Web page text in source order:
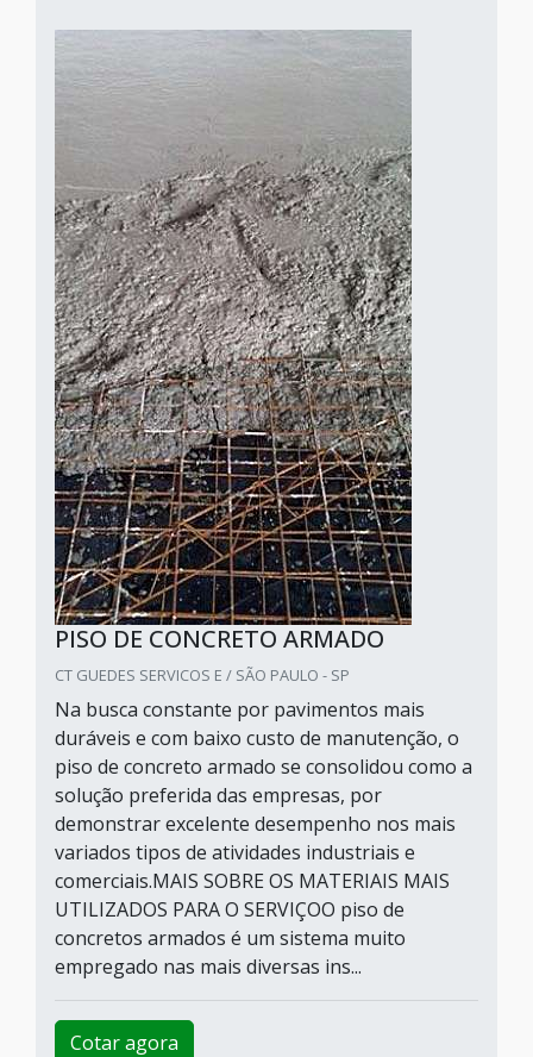
PISO DE CONCRETO ARMADO
CT GUEDES SERVICOS E / SÃO PAULO - SP
Na busca constante por pavimentos mais
duráveis e com baixo custo de manutenção, o
piso de concreto armado se consolidou como a
solução preferida das empresas, por
demonstrar excelente desempenho nos mais
variados tipos de atividades industriais e
comerciais.MAIS SOBRE OS MATERIAIS MAIS
UTILIZADOS PARA O SERVIÇOO piso de
concretos armados é um sistema muito
empregado nas mais diversas ins...
Cotar agora